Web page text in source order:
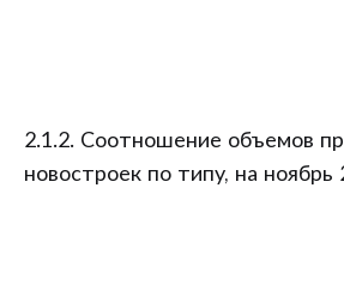
2.1.2. Соотношение объемов
новостроек по типу, на ноябрь